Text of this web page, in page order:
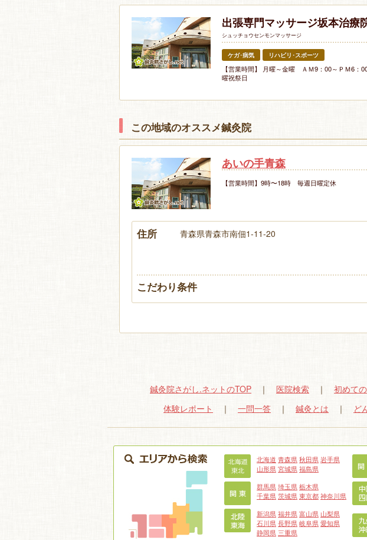
出張専門マッサージ坂本治療
シュッチョウセンモンマッサージ
ケガ･病気 リハビリ･スポーツ
【営業時間】 月曜～金曜 ＡＭ9：00～ＰＭ6
曜祝祭日
この地域のオススメ鍼灸院
あいの手青森
【営業時間】9時〜18時 毎週日曜定休
住所 青森県青森市南佃1-11-20
こだわり条件
鍼灸院さがし.ネットのTOP ｜ 医院検索 ｜ 初めて
体験レポート
｜ 一問一答 ｜ 鍼灸とは ｜ ど
北海道 青森県秋田県岩手県
山形県宮城県福島県
群馬県埼玉県栃木県
千葉県茨城県東京都神奈川県
新潟県福井県富山県 山梨県
石川県長野県岐阜県愛知県
静岡県三重県